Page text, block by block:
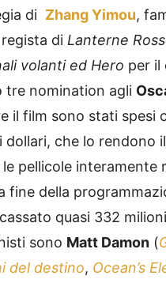
di Zhang Yimou,
di Lanterne
volanti ed Hero per il
tre nomination agli
il film sono stati spesi
dollari, che lo rendono
pellicole interamente
fine della
quasi 332
sono Matt Damon (
del destino, Ocean’s